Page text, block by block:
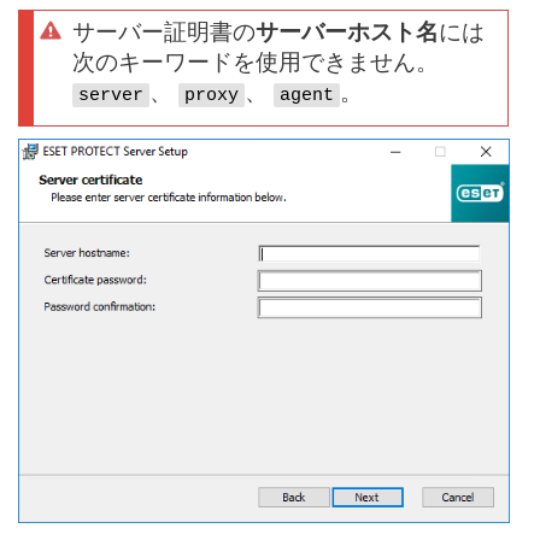
サーバー証明書のサーバーホスト名には
次のキーワードを使用できません。
server 、 proxy 、 agent 。